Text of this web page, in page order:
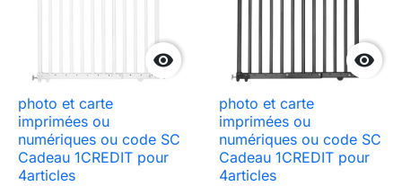

photo et carte
imprimées ou
numériques ou code SC
Cadeau 1CREDIT pour
4articles

photo et carte
imprimées ou
numériques ou code SC
Cadeau 1CREDIT pour
4articles